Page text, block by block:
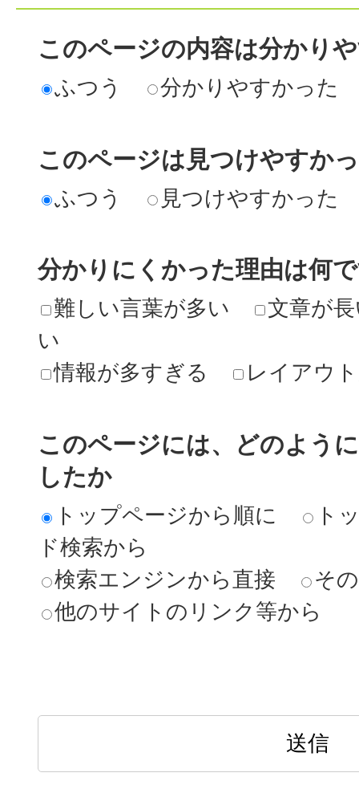
このページの内容は分かり
ふつう 分かりやすかった
このページは見つけやすか
ふつう 見つけやすかった
分かりにくかった理由は何
難しい言葉が多い
文章が
い
情報が多すぎる
レイアウ
このページには、どのよう
したか
トップページから順に
ト
ド検索から
検索エンジンから直接
そ
他のサイトのリンク等から